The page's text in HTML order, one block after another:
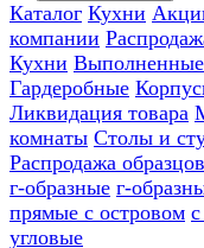
Каталог Кухни
компании
Кухни
Гардеробные
Ликвидация товара
комнаты Столы и
Распродажа образцов
г-образные г-
прямые с островом
угловые